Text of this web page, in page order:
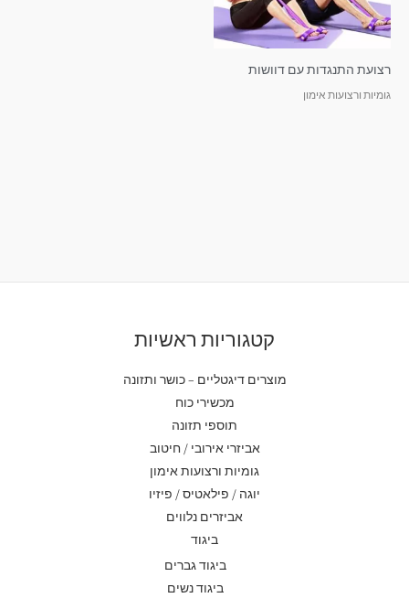
רצועת התנגדות עם דוושות
גומיות ורצועות אימון
קטגוריות ראשיות
מוצרים דיגטליים – כושר ותזונה
מכשירי כוח
תוספי תזונה
אביזרי אירובי / חיטוב
גומיות ורצועות אימון
יוגה / פילאטיס / פיזיו
אביזרים נלווים
ביגוד
ביגוד גברים
ביגוד נשים